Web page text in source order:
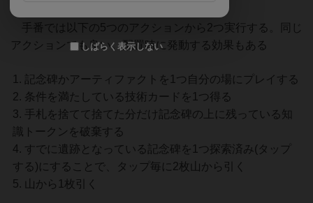
手番では以下の5つのアクションから2つ実行する。同じ
アクションでも良い。配置時に発動する効果もある
記念碑かアーティファクトを1つ自分の場にプレイする
条件を満たしている技術カードを1つ得る
手札を捨てて捨てた分だけ記念碑の上に残っている知
識トークンを破棄する
すでに遺跡となっている記念碑を1つ探索済み(タップ
する)にすることで、タップ毎に2枚山から引く
山から1枚引く
しばらく表示しない